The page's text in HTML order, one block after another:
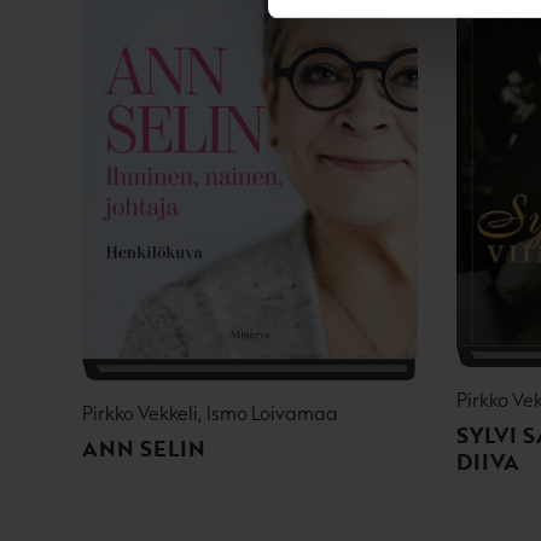
Pirkko Vekkeli, Ismo Loivamaa
ANN SELIN
Pirkko
SYLVI
DIIVA